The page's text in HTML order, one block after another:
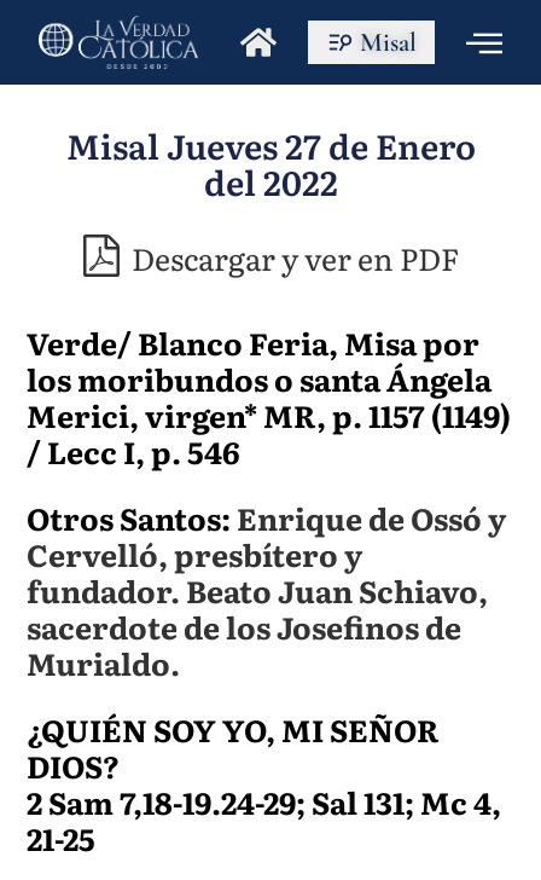
Misal
Misal Jueves 27 de Enero
del 2022
Descargar y ver en PDF
Verde/ Blanco Feria, Misa por
los moribundos o santa Ángela
Merici, virgen* MR, p. 1157 (1149)
/ Lecc I, p. 546
Otros Santos:Enrique de Ossó y
Cervelló, presbítero y
fundador. Beato Juan Schiavo,
sacerdote de los Josefinos de
Murialdo.
¿QUIÉN SOY YO, MI SEÑOR
DIOS?
2 Sam 7,18-19.24-29; Sal 131; Mc 4,
21-25